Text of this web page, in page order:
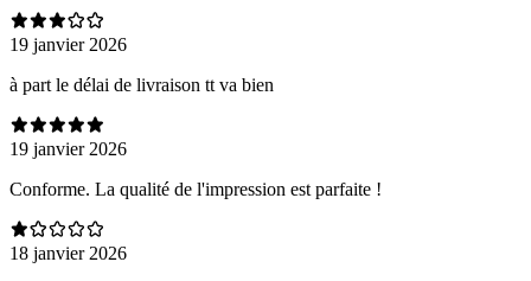
19 janvier 2026
à part le délai de livraison tt va bien
19 janvier 2026
Conforme. La qualité de l'impression est parfaite !
18 janvier 2026